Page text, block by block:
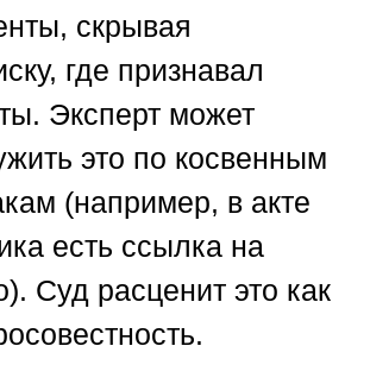
скрывая
где признавал
Эксперт может
это по косвенным
(например, в акте
есть ссылка на
Суд расценит это как